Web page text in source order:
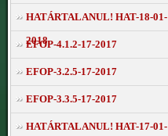
HATÁRTALANUL! HAT-18-01-
2018
EFOP-4.1.2-17-2017
EFOP-3.2.5-17-2017
EFOP-3.3.5-17-2017
HATÁRTALANUL! HAT-17-01-